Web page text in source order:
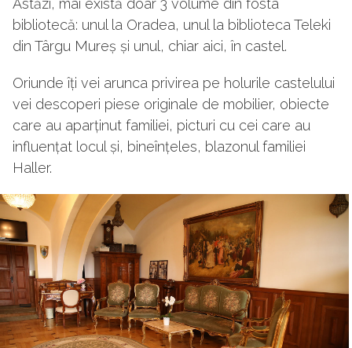
Astăzi, mai există doar 3 volume din fosta
bibliotecă: unul la Oradea, unul la biblioteca Teleki
din Târgu Mureș și unul, chiar aici, în castel.
Oriunde îți vei arunca privirea pe holurile castelului
vei descoperi piese originale de mobilier, obiecte
care au aparținut familiei, picturi cu cei care au
influențat locul și, bineînțeles, blazonul familiei
Haller.